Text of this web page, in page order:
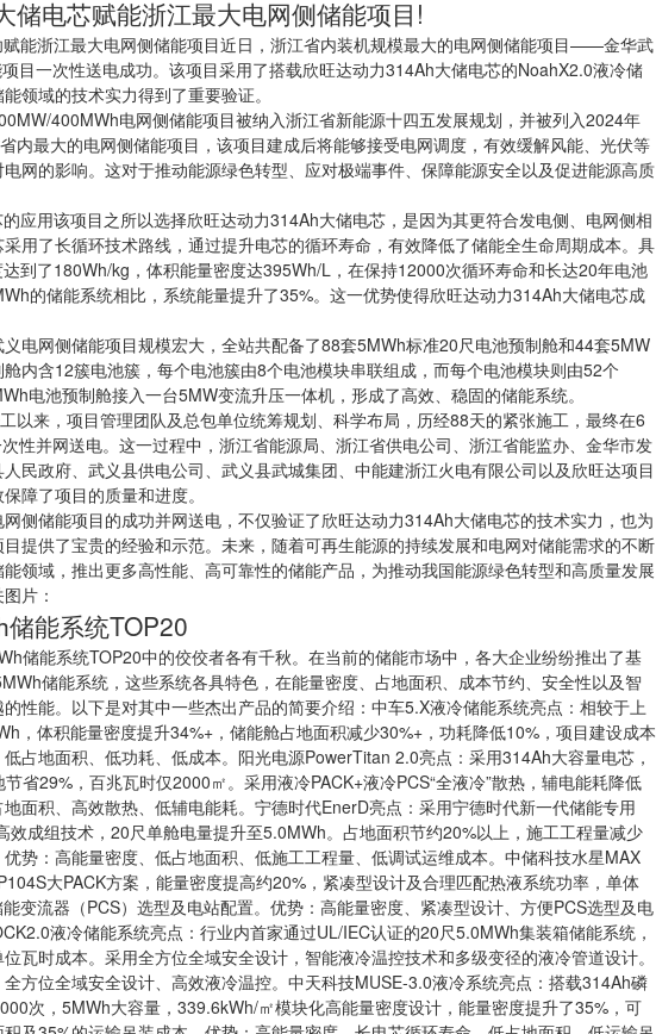
储电芯赋能浙江最大电网侧储能项目!
能浙江最大电网侧储能项目近日，浙江省内装机规模最大的电网侧储能项目——金华武
目一次性送电成功。该项目采用了搭载欣旺达动力314Ah大储电芯的NoahX2.0液冷储
领域的技术实力得到了重要验证。
400MWh电网侧储能项目被纳入浙江省新能源十四五发展规划，并被列入2024年
内最大的电网侧储能项目，该项目建成后将能够接受电网调度，有效缓解风能、光伏等
网的影响。这对于推动能源绿色转型、应对极端事件、保障能源安全以及促进能源高质
应用该项目之所以选择欣旺达动力314Ah大储电芯，是因为其更符合发电侧、电网侧相
用了长循环技术路线，通过提升电芯的循环寿命，有效降低了储能全生命周期成本。具
到了180Wh/kg，体积能量密度达395Wh/L，在保持12000次循环寿命和长达20年电池
的储能系统相比，系统能量提升了35%。这一优势使得欣旺达动力314Ah大储电芯成
电网侧储能项目规模宏大，全站共配备了88套5MWh标准20尺电池预制舱和44套5MW
内含12簇电池簇，每个电池簇由8个电池模块串联组成，而每个电池模块则由52个
电池预制舱接入一台5MW变流升压一体机，形成了高效、稳固的储能系统。
以来，项目管理团队及总包单位统筹规划、科学布局，历经88天的紧张施工，最终在6
性并网送电。这一过程中，浙江省能源局、浙江省供电公司、浙江省能监办、金华市发
民政府、武义县供电公司、武义县武城集团、中能建浙江火电有限公司以及欣旺达项目
障了项目的质量和进度。
侧储能项目的成功并网送电，不仅验证了欣旺达动力314Ah大储电芯的技术实力，也为
提供了宝贵的经验和示范。未来，随着可再生能源的持续发展和电网对储能需求的不断
领域，推出更多高性能、高可靠性的储能产品，为推动我国能源绿色转型和高质量发展
片：
能系统TOP20
储能系统TOP20中的佼佼者各有千秋。在当前的储能市场中，各大企业纷纷推出了基
储能系统，这些系统各具特色，在能量密度、占地面积、成本节约、安全性以及智
性能。以下是对其中一些杰出产品的简要介绍：中车5.X液冷储能系统亮点：相较于上
，体积能量密度提升34%+，储能舱占地面积减少30%+，功耗降低10%，项目建设成本
占地面积、低功耗、低成本。阳光电源PowerTitan 2.0亮点：采用314Ah大容量电芯，
省29%，百兆瓦时仅2000㎡。采用液冷PACK+液冷PCS“全液冷”散热，辅电能耗降低
面积、高效散热、低辅电能耗。宁德时代EnerD亮点：采用宁德时代新一代储能专用
效成组技术，20尺单舱电量提升至5.0MWh。占地面积节约20%以上，施工工程量减少
势：高能量密度、低占地面积、低施工工程量、低调试运维成本。中储科技水星MAX
大PACK方案，能量密度提高约20%，紧凑型设计及合理匹配热液系统功率，单体
变流器（PCS）选型及电站配置。优势：高能量密度、紧凑型设计、方便PCS选型及电
液冷储能系统亮点：行业内首家通过UL/IEC认证的20尺5.0MWh集装箱储能系统，
瓦时成本。采用全方位全域安全设计，智能液冷温控技术和多级变径的液冷管道设计。
方位全域安全设计、高效液冷温控。中天科技MUSE-3.0液冷系统亮点：搭载314Ah磷
次，5MWh大容量，339.6kWh/㎡模块化高能量密度设计，能量密度提升了35%，可